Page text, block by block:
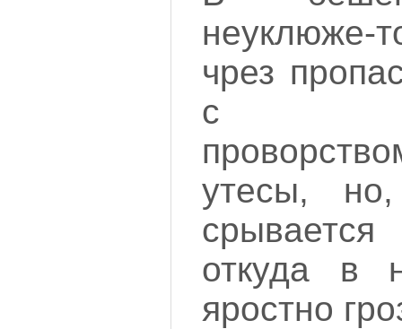
неуклюже-
чрез
с
утесы, но,
откуда в
яростно